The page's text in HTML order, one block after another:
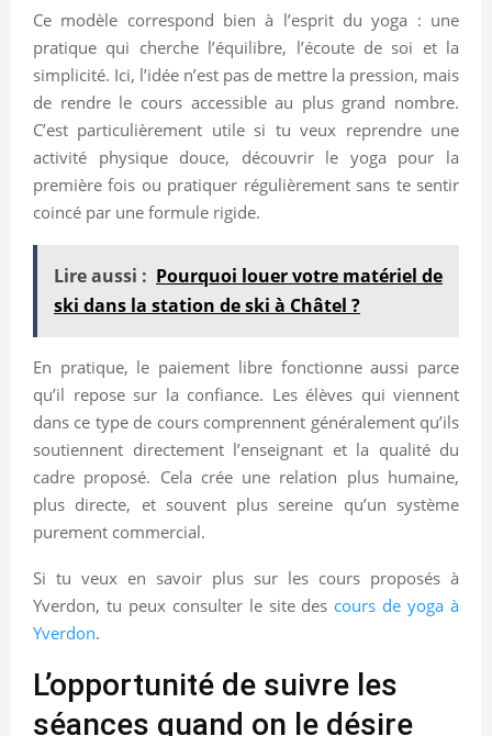
Ce modèle correspond bien à l’esprit du yoga : une
pratique qui cherche l’équilibre, l’écoute de soi et la
simplicité. Ici, l’idée n’est pas de mettre la pression, mais
de rendre le cours accessible au plus grand nombre.
C’est particulièrement utile si tu veux reprendre une
activité physique douce, découvrir le yoga pour la
première fois ou pratiquer régulièrement sans te sentir
coincé par une formule rigide.
Lire aussi : Pourquoi louer votre matériel de
ski dans la station de ski à Châtel ?
En pratique, le paiement libre fonctionne aussi parce
qu’il repose sur la confiance. Les élèves qui viennent
dans ce type de cours comprennent généralement qu’ils
soutiennent directement l’enseignant et la qualité du
cadre proposé. Cela crée une relation plus humaine,
plus directe, et souvent plus sereine qu’un système
purement commercial.
Si tu veux en savoir plus sur les cours proposés à
Yverdon, tu peux consulter le site des cours de yoga à
Yverdon.
L’opportunité de suivre les
séances quand on le désire